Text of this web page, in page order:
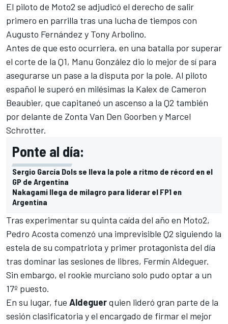
El piloto de Moto2 se adjudicó el derecho de salir
primero en parrilla tras una lucha de tiempos con
Augusto Fernández y Tony Arbolino.
Antes de que esto ocurriera, en una batalla por superar
el corte de la Q1, Manu González dio lo mejor de sí para
asegurarse un pase a la disputa por la pole. Al piloto
español le superó en milésimas la Kalex de Cameron
Beaubier, que capitaneó un ascenso a la Q2 también
por delante de Zonta Van Den Goorben y Marcel
Schrotter.
Ponte al día:
Sergio García Dols se lleva la pole a ritmo de récord en el
GP de Argentina
Nakagami llega de milagro para liderar el FP1 en
Argentina
Tras experimentar su quinta caída del año en Moto2,
Pedro Acosta comenzó una imprevisible Q2 siguiendo la
estela de su compatriota y primer protagonista del día
tras dominar las sesiones de libres, Fermín Aldeguer.
Sin embargo, el rookie murciano solo pudo optar a un
17º puesto.
En su lugar, fue Aldeguerquien lideró gran parte de la
sesión clasificatoria y el encargado de firmar el mejor